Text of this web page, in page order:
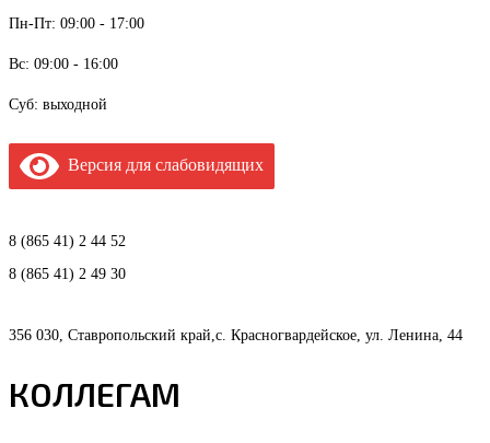
Пн-Пт: 09:00 - 17:00
Вс: 09:00 - 16:00
Суб: выходной
Версия для слабовидящих
8 (865 41) 2 44 52
8 (865 41) 2 49 30
356 030, Ставропольский край,с. Красногвардейское, ул. Ленина, 44
КОЛЛЕГАМ